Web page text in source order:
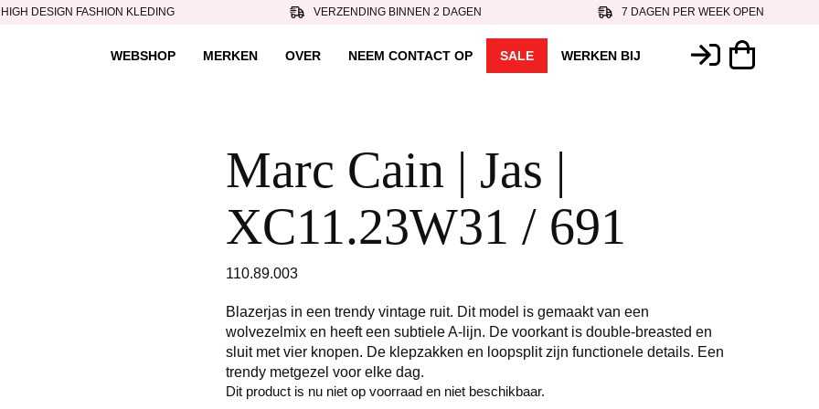
HIGH DESIGN FASHION KLEDING VERZENDING BINNEN 2 DAGEN 7 DAGEN PER WEEK OPEN
WEBSHOP MERKEN OVER NEEM CONTACT OP SALE WERKEN BIJ
Marc Cain | Jas |
XC11.23W31 / 691
110.89.003
Blazerjas in een trendy vintage ruit. Dit model is gemaakt van een
wolvezelmix en heeft een subtiele A-lijn. De voorkant is double-breasted en
sluit met vier knopen. De klepzakken en loopsplit zijn functionele details. Een
trendy metgezel voor elke dag.
Dit product is nu niet op voorraad en niet beschikbaar.